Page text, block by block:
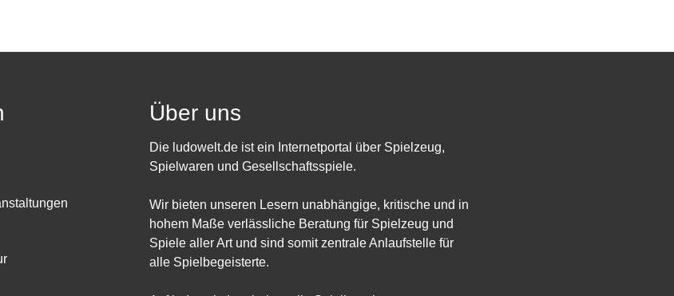
Über uns
Die ludowelt.de ist ein Internetportal über Spielzeug,
Spielwaren und Gesellschaftsspiele.
Wir bieten unseren Lesern unabhängige, kritische und in
hohem Maße verlässliche Beratung für Spielzeug und
Spiele aller Art und sind somit zentrale Anlaufstelle für
alle Spielbegeisterte.